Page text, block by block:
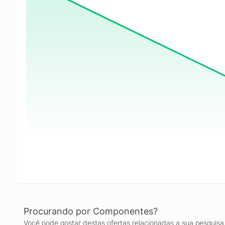
Procurando por Componentes?
Você pode gostar destas ofertas relacionadas a sua